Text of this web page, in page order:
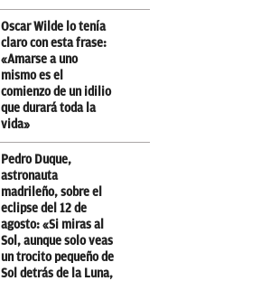
Oscar Wilde lo tenía
claro con esta frase:
«Amarse a uno
mismo es el
comienzo de un idilio
que durará toda la
vida»
Pedro Duque,
astronauta
madrileño, sobre el
eclipse del 12 de
agosto: «Si miras al
Sol, aunque solo veas
un trocito pequeño de
Sol detrás de la Luna,